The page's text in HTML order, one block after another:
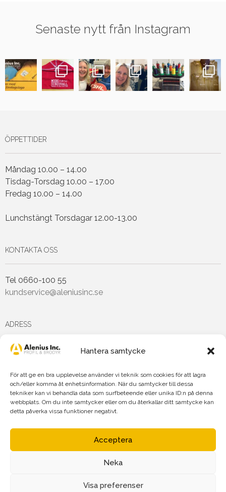
Hantera samtycke
För att ge en bra upplevelse använder vi teknik som cookies för att lagra
och/eller komma åt enhetsinformation. När du samtycker till dessa
tekniker kan vi behandla data som surfbeteende eller unika ID:n på denna
webbplats. Om du inte samtycker eller om du återkallar ditt samtycke kan
detta påverka vissa funktioner negativt.
Acceptera
Neka
Visa preferenser
Senaste nytt från Instagram
ÖPPETTIDER
Måndag 10.00 – 14.00
Tisdag-Torsdag 10.00 – 17.00
Fredag 10.00 – 14.00
Lunchstängt Torsdagar 12.00-13.00
KONTAKTA OSS
Tel 0660-100 55
kundservice@aleniusinc.se
ADRESS
Hästmarksvägen 3D
FÖLJ OSS PÅ
Agnetha Alenius Incorporated AB